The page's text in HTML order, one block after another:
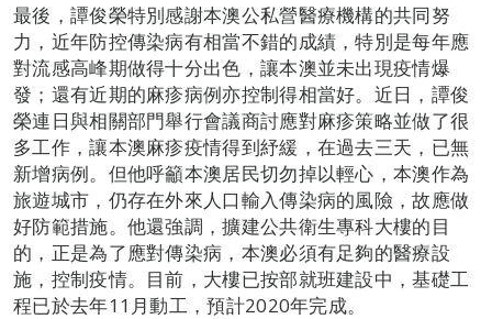
最後，譚俊榮特別感謝本澳公私營醫療機構的共同努
力，近年防控傳染病有相當不錯的成績，特別是每年應
對流感高峰期做得十分出色，讓本澳並未出現疫情爆
發；還有近期的麻疹病例亦控制得相當好。近日，譚俊
榮連日與相關部門舉行會議商討應對麻疹策略並做了很
多工作，讓本澳麻疹疫情得到紓緩，在過去三天，已無
新增病例。但他呼籲本澳居民切勿掉以輕心，本澳作為
旅遊城市，仍存在外來人口輸入傳染病的風險，故應做
好防範措施。他還強調，擴建公共衛生專科大樓的目
的，正是為了應對傳染病，本澳必須有足夠的醫療設
施，控制疫情。目前，大樓已按部就班建設中，基礎工
程已於去年11月動工，預計2020年完成。